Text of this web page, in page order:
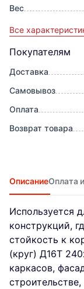
Вес
Все
Покупателям
Доставка
Самовывоз
Оплата
Возврат товара
ОписаниеОплата
Используется
конструкций,
стойкость к
(круг) Д16Т
каркасов,